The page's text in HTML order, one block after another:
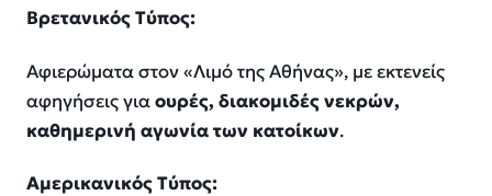
Βρετανικός Τύπος:
Αφιερώματα στον «Λιμό της Αθήνας», με εκτενείς
αφηγήσεις γιαουρές, διακομιδές νεκρών,
καθημερινή αγωνία των κατοίκων.
Αμερικανικός Τύπος: